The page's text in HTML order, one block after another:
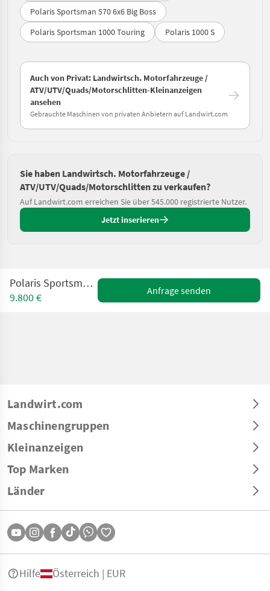
Polaris Sportsman 570 6x6 Big Boss
Polaris Sportsman 1000 Touring
Polaris 1000 S
Auch von Privat: Landwirtsch. Motorfahrzeuge /
ATV/UTV/Quads/Motorschlitten-Kleinanzeigen
ansehen
Gebrauchte Maschinen von privaten Anbietern auf Landwirt.com
Sie haben Landwirtsch. Motorfahrzeuge /
ATV/UTV/Quads/Motorschlitten zu verkaufen?
Auf Landwirt.com erreichen Sie über 545.000 registrierte Nutzer.
Jetzt inserieren
Polaris Sportsman 570 Touring
9.800 €
Anfrage senden
Landwirt.com
Maschinengruppen
Kleinanzeigen
Top Marken
Länder
Hilfe Österreich | EUR